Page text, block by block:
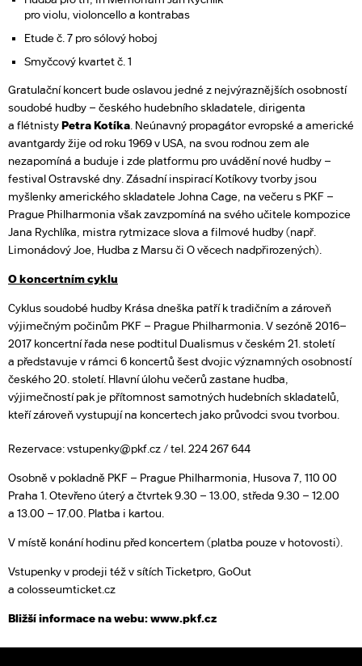
pro violu, violoncello a kontrabas
Etude č. 7 pro sólový hoboj
Smyčcový kvartet č. 1
Gratulační koncert bude oslavou jedné z nejvýraznějších osobností
soudobé hudby – českého hudebního skladatele, dirigenta
a flétnistyPetra Kotíka . Neúnavný propagátor evropské a americké
avantgardy žije od roku 1969 v USA, na svou rodnou zem ale
nezapomíná a buduje i zde platformu pro uvádění nové hudby –
festival Ostravské dny. Zásadní inspirací Kotíkovy tvorby jsou
myšlenky amerického skladatele Johna Cage, na večeru s PKF –
Prague Philharmonia však zavzpomíná na svého učitele kompozice
Jana Rychlíka, mistra rytmizace slova a filmové hudby (např.
Limonádový Joe, Hudba z Marsu či O věcech nadpřirozených).
O koncertním cyklu
Cyklus soudobé hudby Krása dneška patří k tradičním a zároveň
výjimečným počinům PKF – Prague Philharmonia. V sezóně 2016–
2017 koncertní řada nese podtitul Dualismus v českém 21. století
a představuje v rámci 6 koncertů šest dvojic významných osobností
českého 20. století. Hlavní úlohu večerů zastane hudba,
výjimečností pak je přítomnost samotných hudebních skladatelů,
kteří zároveň vystupují na koncertech jako průvodci svou tvorbou.
Rezervace: vstupenky@pkf.cz / tel. 224 267 644
Osobně v pokladně PKF – Prague Philharmonia, Husova 7, 110 00
Praha 1. Otevřeno úterý a čtvrtek 9.30 – 13.00, středa 9.30 – 12.00
a 13.00 – 17.00. Platba i kartou.
V místě konání hodinu před koncertem (platba pouze v hotovosti).
Vstupenky v prodeji též v sítích Ticketpro, GoOut
a colosseumticket.cz
Bližší informace na webu: www.pkf.cz